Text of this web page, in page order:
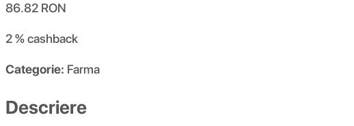
86.82 RON
2 %cashback
Categorie: Farma
Descriere